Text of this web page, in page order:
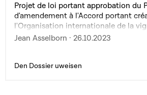
Projet de loi portant approbation du
d'amendement à l'Accord portant
l'Organisation internationale de la
à Paris, le 3 avril 2001
Jean Asselborn · 26.10.2023
Den Dossier uweisen